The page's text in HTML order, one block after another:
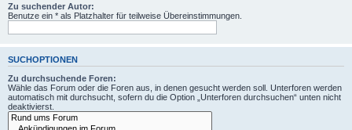
Zu suchender Autor:
Benutze ein * als Platzhalter für teilweise Übereinstimmungen.
SUCHOPTIONEN
Zu durchsuchende Foren:
Wähle das Forum oder die Foren aus, in denen gesucht werden soll. Unterforen werden
automatisch mit durchsucht, sofern du die Option „Unterforen durchsuchen“ unten nicht
deaktivierst.